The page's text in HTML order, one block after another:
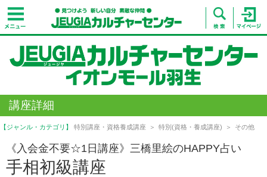
講座詳細
【ジャンル・カテゴリ】 特別講座・資格養成講座 特別(資格・養成講座) その他
《入会金不要☆1日講座》三橋里絵のHAPPY占い
手相初級講座